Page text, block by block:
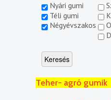
Nyári gumi
Téli gumi
Négyévszakos
Teher- agró gumik